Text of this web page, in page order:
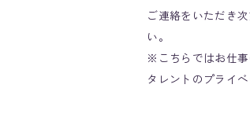
ご連絡をいただき
い。
※こちらではお仕事
タレントのプライ